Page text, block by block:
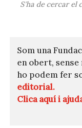
S'ha de cercar el
Som una
en obert,
ho podem fer
editorial.
Clica aquí i